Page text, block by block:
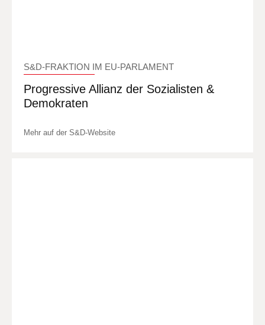
S&D-FRAKTION IM EU-PARLAMENT
Progressive Allianz der Sozialisten &
Demokraten
Mehr auf der S&D-Website